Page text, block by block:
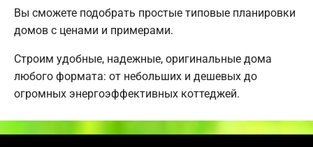
Вы сможете подобрать простые типовые планировки
домов с ценами и примерами.
Строим удобные, надежные, оригинальные дома
любого формата: от небольших и дешевых до
огромных энергоэффективных коттеджей.